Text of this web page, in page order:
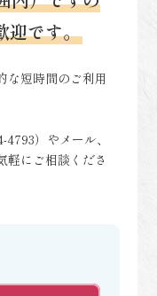
迎です。
な短時間のご利用
）やメール、
軽にご相談くださ